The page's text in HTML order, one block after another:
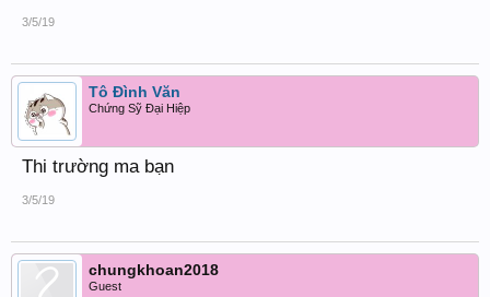
3/5/19
Tô Đình Văn
Chứng Sỹ Đại Hiệp
Thi trường ma bạn
3/5/19
chungkhoan2018
Guest